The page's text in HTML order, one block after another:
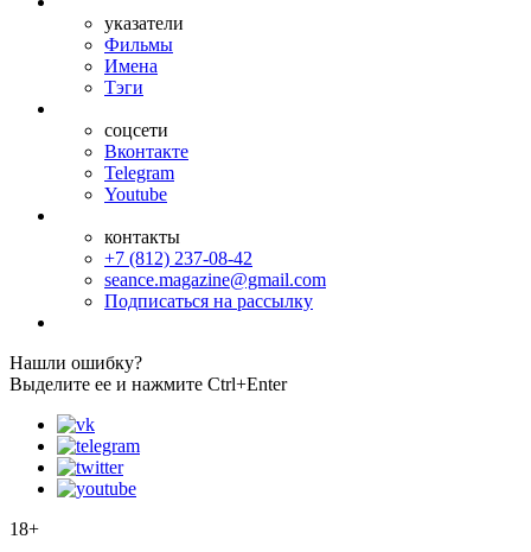
указатели
Фильмы
Имена
Тэги
соцсети
Вконтакте
Telegram
Youtube
контакты
+7 (812) 237-08-42
seance.magazine@gmail.com
Подписаться на рассылку
Нашли ошибку?
Выделите ее и нажмите Ctrl+Enter
18+